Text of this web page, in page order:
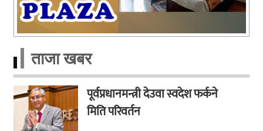
ताजा खबर
पूर्वप्रधानमन्त्री देउवा स्वदेश फर्कने
मिति परिवर्तन